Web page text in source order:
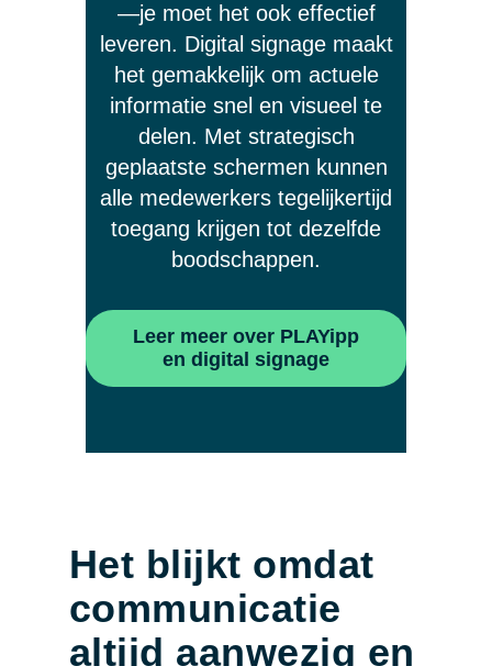
—je moet het ook effectief
leveren. Digital signage maakt
het gemakkelijk om actuele
informatie snel en visueel te
delen. Met strategisch
geplaatste schermen kunnen
alle medewerkers tegelijkertijd
toegang krijgen tot dezelfde
boodschappen.
Leer meer over PLAYipp
en digital signage
Het blijkt omdat
communicatie
altijd aanwezig en